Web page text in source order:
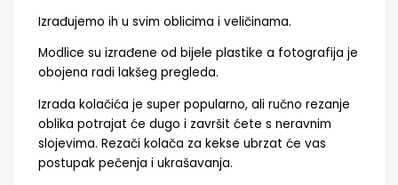
Izrađujemo ih u svim oblicima i veličinama.
Modlice su izrađene od bijele plastike a fotografija je
obojena radi lakšeg pregleda.
Izrada kolačića je super popularno, ali ručno rezanje
oblika potrajat će dugo i završit ćete s neravnim
slojevima. Rezači kolača za kekse ubrzat će vas
postupak pečenja i ukrašavanja.